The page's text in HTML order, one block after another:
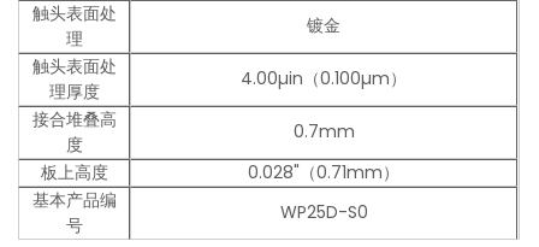
触头表面处
理
镀金
触头表面处
理厚度
4.00µin（0.100µm）
接合堆叠高
度
0.7mm
板上高度
0.028"（0.71mm）
基本产品编
号
WP25D-S0